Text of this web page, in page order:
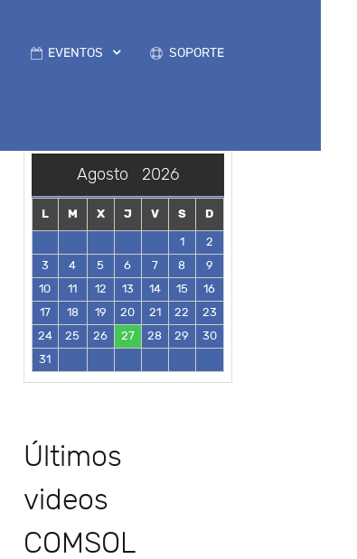
EVENTOS SOPORTE
Agosto 2026
L M X J V S
D
1
2
3
4 5 6 7 8
9
10
11 12 13 14 15
16
17
18 19 20 21 22
23
24
25 26 27 28 29
30
31
Últimos
videos
COMSOL